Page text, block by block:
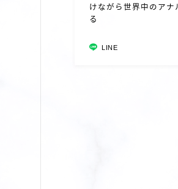
けながら世界中のアナ
る
LINE